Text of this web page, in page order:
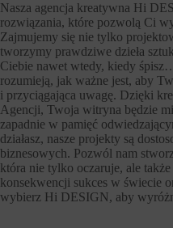
Nasza agencja kreatywna Hi
rozwiązania, które pozwolą Ci
Zajmujemy się nie tylko
tworzymy prawdziwe dzieła
Ciebie nawet wtedy, kiedy
rozumieją, jak ważne jest, aby
i przyciągająca uwagę. Dzięki
Agencji, Twoja witryna będzie
zapadnie w pamięć
działasz, nasze projekty są
biznesowych. Pozwól nam
która nie tylko oczaruje, ale
konsekwencji sukces w świecie
wybierz Hi DESIGN, aby